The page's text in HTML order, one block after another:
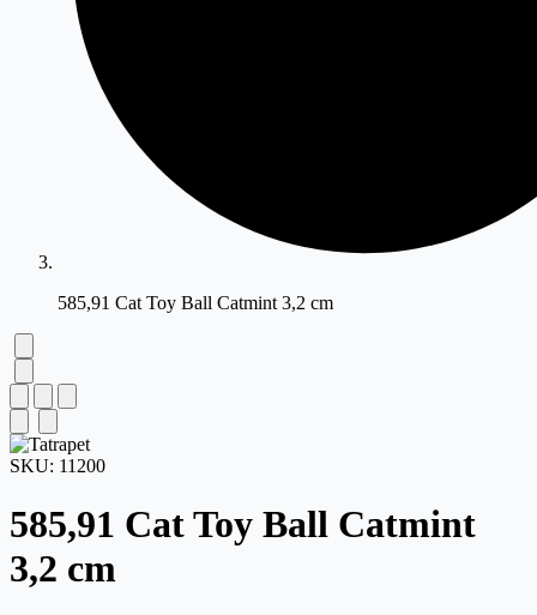
585,91 Cat Toy Ball Catmint 3,2 cm
SKU: 11200
585,91 Cat Toy Ball Catmint
3,2 cm